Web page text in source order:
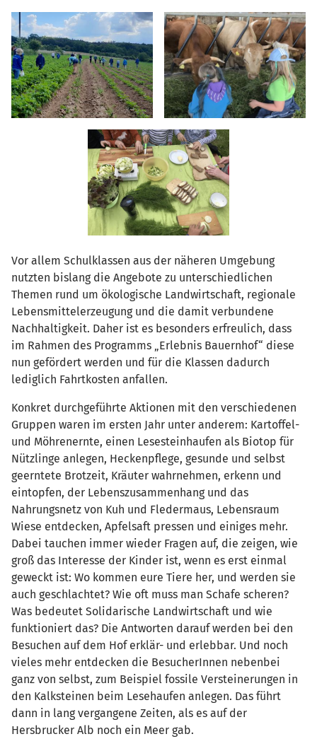
Vor allem Schulklassen aus der näheren Umgebung
nutzten bislang die Angebote zu unterschiedlichen
Themen rund um ökologische Landwirtschaft, regionale
Lebensmittelerzeugung und die damit verbundene
Nachhaltigkeit. Daher ist es besonders erfreulich, dass
im Rahmen des Programms „Erlebnis Bauernhof“ diese
nun gefördert werden und für die Klassen dadurch
lediglich Fahrtkosten anfallen.
Konkret durchgeführte Aktionen mit den verschiedenen
Gruppen waren im ersten Jahr unter anderem: Kartoffel-
und Möhrenernte, einen Lesesteinhaufen als Biotop für
Nützlinge anlegen, Heckenpflege, gesunde und selbst
geerntete Brotzeit, Kräuter wahrnehmen, erkenn und
eintopfen, der Lebenszusammenhang und das
Nahrungsnetz von Kuh und Fledermaus, Lebensraum
Wiese entdecken, Apfelsaft pressen und einiges mehr.
Dabei tauchen immer wieder Fragen auf, die zeigen, wie
groß das Interesse der Kinder ist, wenn es erst einmal
geweckt ist: Wo kommen eure Tiere her, und werden sie
auch geschlachtet? Wie oft muss man Schafe scheren?
Was bedeutet Solidarische Landwirtschaft und wie
funktioniert das? Die Antworten darauf werden bei den
Besuchen auf dem Hof erklär- und erlebbar. Und noch
vieles mehr entdecken die BesucherInnen nebenbei
ganz von selbst, zum Beispiel fossile Versteinerungen in
den Kalksteinen beim Lesehaufen anlegen. Das führt
dann in lang vergangene Zeiten, als es auf der
Hersbrucker Alb noch ein Meer gab.